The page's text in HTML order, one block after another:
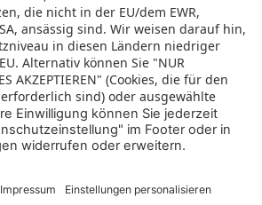
finden Sie alle Informationen rundum
zu schnell weg? Oder Sie wollen sich Ihre
einmal gratis etwas genauer anschauen? Dann
TV-Programmund sehen Sie sich dort die
an! Sie würden gerne wissen, was
unserenLive-Streamkönnen Sie sonnenklar.TV
aktuellen Reise-Schnäppchen aus dem
HDTV Infos und Empfangs-Einstellungen
Anleitungen zu den Einstellungen bei
der Windows PC App. Für Inspirationen sorgen
Videos von Hotels, der Umgebung und